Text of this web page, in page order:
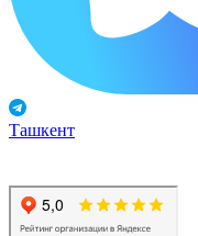
Ташкент